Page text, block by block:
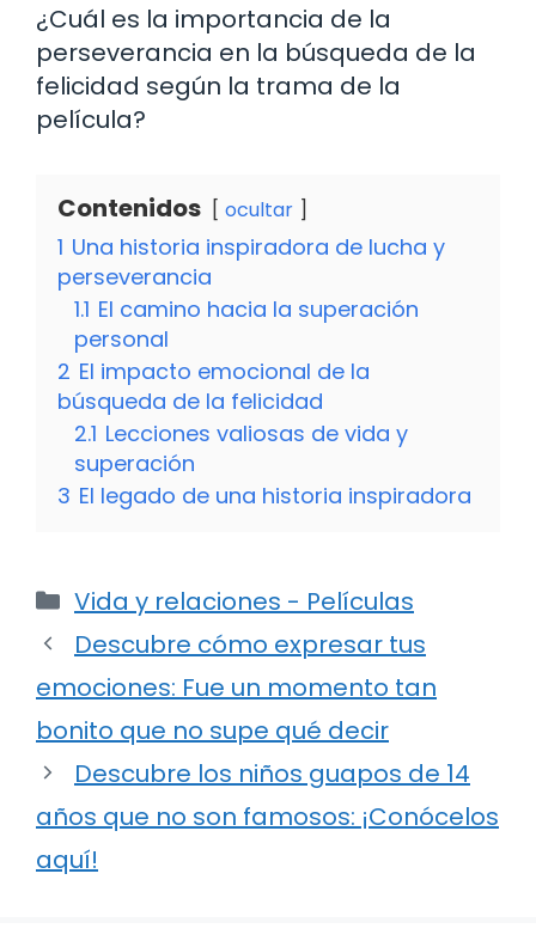
¿Cuál es la importancia de la
perseverancia en la búsqueda de la
felicidad según la trama de la
película?
Contenidos ocultar
1 Una historia inspiradora de lucha y
perseverancia
1.1 El camino hacia la superación
personal
2 El impacto emocional de la
búsqueda de la felicidad
2.1 Lecciones valiosas de vida y
superación
3 El legado de una historia inspiradora
Categorías
Vida y relaciones - Películas
Descubre cómo expresar tus
emociones: Fue un momento tan
bonito que no supe qué decir
Descubre los niños guapos de 14
años que no son famosos: ¡Conócelos
aquí!